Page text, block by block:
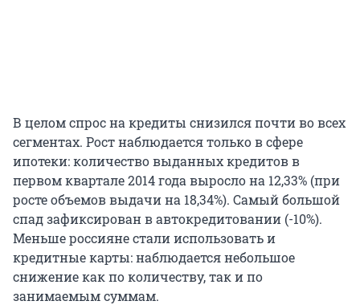
В целом спрос на кредиты снизился почти во всех
сегментах. Рост наблюдается только в сфере
ипотеки: количество выданных кредитов в
первом квартале 2014 года выросло на 12,33% (при
росте объемов выдачи на 18,34%). Самый большой
спад зафиксирован в автокредитовании (-10%).
Меньше россияне стали использовать и
кредитные карты: наблюдается небольшое
снижение как по количеству, так и по
занимаемым суммам.